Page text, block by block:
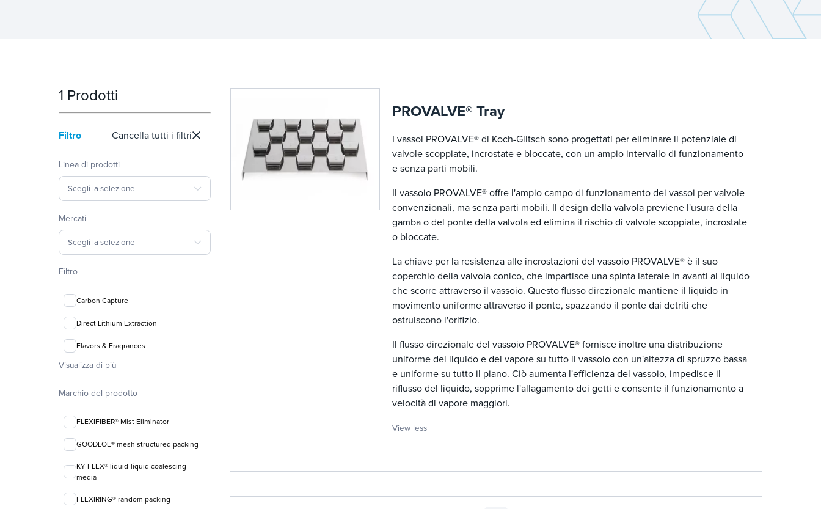
1 Prodotti
Filtro Cancella tutti i filtri
Linea di prodotti
Scegli la selezione
Mercati
Scegli la selezione
Filtro
Carbon Capture
Direct Lithium Extraction
Flavors & Fragrances
Visualizza di più
Marchio del prodotto
FLEXIFIBER® Mist Eliminator
GOODLOE® mesh structured packing
KY-FLEX® liquid-liquid coalescing
media
FLEXIRING® random packing
PROVALVE® Tray
I vassoi PROVALVE® di Koch-Glitsch sono progettati per eliminare il potenziale di
valvole scoppiate, incrostate e bloccate, con un ampio intervallo di funzionamento
e senza parti mobili.
Il vassoio PROVALVE® offre l'ampio campo di funzionamento dei vassoi per valvole
convenzionali, ma senza parti mobili. Il design della valvola previene l'usura della
gamba o del ponte della valvola ed elimina il rischio di valvole scoppiate, incrostate
o bloccate.
La chiave per la resistenza alle incrostazioni del vassoio PROVALVE® è il suo
coperchio della valvola conico, che impartisce una spinta laterale in avanti al liquido
che scorre attraverso il vassoio. Questo flusso direzionale mantiene il liquido in
movimento uniforme attraverso il ponte, spazzando il ponte dai detriti che
ostruiscono l'orifizio.
Il flusso direzionale del vassoio PROVALVE® fornisce inoltre una distribuzione
uniforme del liquido e del vapore su tutto il vassoio con un'altezza di spruzzo bassa
e uniforme su tutto il piano. Ciò aumenta l'efficienza del vassoio, impedisce il
riflusso del liquido, sopprime l'allagamento dei getti e consente il funzionamento a
velocità di vapore maggiori.
View less